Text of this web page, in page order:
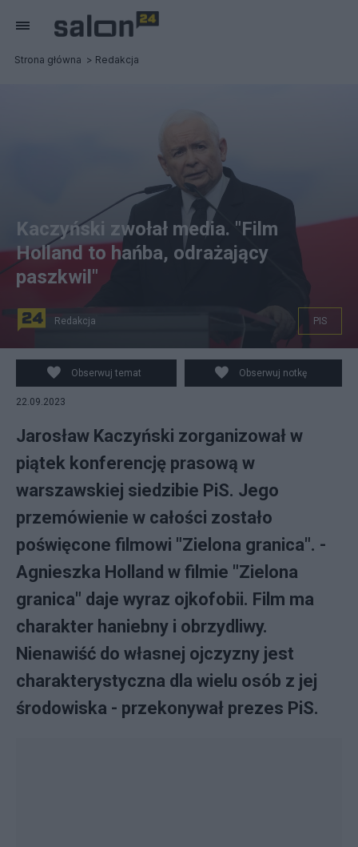
Strona główna Redakcja
Kaczyński zwołał media. "Film
Holland to hańba, odrażający
paszkwil"
Redakcja PIS
Obserwuj temat Obserwuj notkę
22.09.2023
Jarosław Kaczyński zorganizował w
piątek konferencję prasową w
warszawskiej siedzibie PiS. Jego
przemówienie w całości zostało
poświęcone filmowi "Zielona granica". -
Agnieszka Holland w filmie "Zielona
granica" daje wyraz ojkofobii. Film ma
charakter haniebny i obrzydliwy.
Nienawiść do własnej ojczyzny jest
charakterystyczna dla wielu osób z jej
środowiska - przekonywał prezes PiS.